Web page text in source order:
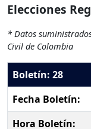
Elecciones
* Datos
Civil de Colombia
Boletín: 28
Fecha Boletín:
Hora Boletín: